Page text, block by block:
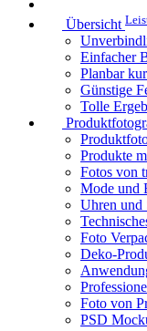
Übersicht
Einfacher
Planbar
Günstige
Tolle
Produkte
Fotos von
Mode und
Uhren und
Foto
Deko-
Foto von
PSD